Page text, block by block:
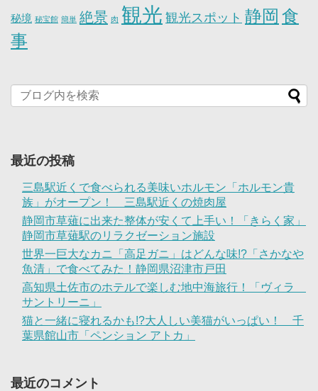
秘境 秘宝館 簡単 絶景 肉 観光 観光スポット 静岡 食
事
最近の投稿
三島駅近くで食べられる美味いホルモン「ホルモン貴
族」がオープン！ 三島駅近くの焼肉屋
静岡市草薙に出来た整体が安くて上手い！「きらく家」
静岡市草薙駅のリラクゼーション施設
世界一巨大なカニ「高足ガニ」はどんな味!?「さかなや
魚清」で食べてみた！静岡県沼津市戸田
高知県土佐市のホテルで楽しむ地中海旅行！「ヴィラ
サントリーニ」
猫と一緒に寝れるかも!?大人しい美猫がいっぱい！ 千
葉県館山市「ペンション アトカ」
最近のコメント